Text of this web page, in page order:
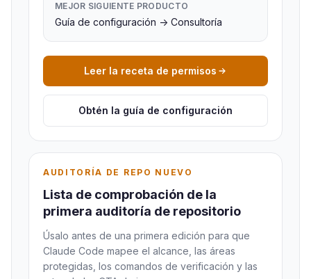
MEJOR SIGUIENTE PRODUCTO
Guía de configuración -> Consultoría
Leer la receta de permisos
Obtén la guía de configuración
AUDITORÍA DE REPO NUEVO
Lista de comprobación de la
primera auditoría de repositorio
Úsalo antes de una primera edición para que
Claude Code mapee el alcance, las áreas
protegidas, los comandos de verificación y las